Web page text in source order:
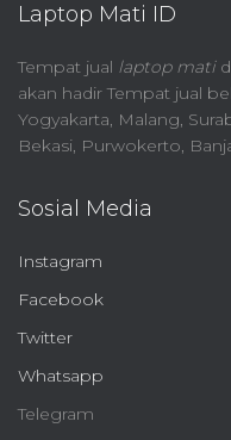
Laptop Mati ID
Tempat jual laptop mati
akan hadir Tempat jual
Yogyakarta, Malang,
Bekasi, Purwokerto,
Sosial Media
Instagram
Facebook
Twitter
Whatsapp
Telegram